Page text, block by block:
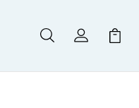
BuscarMi Cuenta
Mi